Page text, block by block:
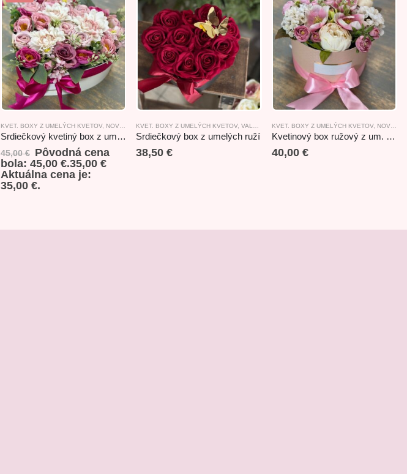
KVET. BOXY Z UMELÝCH KVETOV, NOVINKY
Srdiečkový kvetiný box z umelých kvetov
45,00€ Pôvodná cena
bola: 45,00 €.35,00 €
Aktuálna cena je:
35,00 €.
KVET. BOXY Z UMELÝCH KVETOV,VALENTÍN
Srdiečkový box z umelých ruží
38,50€
KVET. BOXY Z UMELÝCH KVETOV, NOVINKY
Kvetinový box ružový z um. miešaných kvetov 30x29x25cm
40,00 €